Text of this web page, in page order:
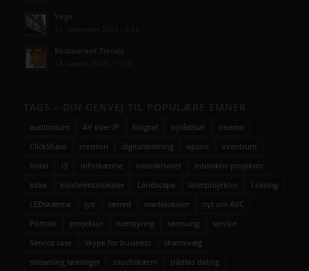
auditorium AV over IP biograf byrådssal
cinema
ClickShare
crestron digitalskiltning epson
eventrum
hotel
i3 infoskærme interaktivitet
interaktiv projektor
kirke
konferencelokaler Landscape laserprojektor
Leasing
LEDskærme
lyd lærred mødelokaler
nyt om AVC
Portrait
projektor rumstyring samsung
service
Service case
skype for business
skærmvæg
streaming løsninger
touchskærm
trådløs deling